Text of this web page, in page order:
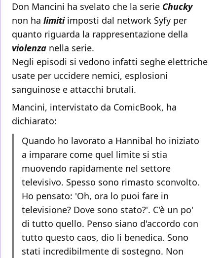
Don Mancini ha svelato che la serie Chucky
non ha limitiimposti dal network Syfy per
quanto riguarda la rappresentazione della
violenza nella serie.
Negli episodi si vedono infatti seghe elettriche
usate per uccidere nemici, esplosioni
sanguinose e attacchi brutali.
Mancini, intervistato da ComicBook, ha
dichiarato:
Quando ho lavorato a Hannibal ho iniziato
a imparare come quel limite si stia
muovendo rapidamente nel settore
televisivo. Spesso sono rimasto sconvolto.
Ho pensato: 'Oh, ora lo puoi fare in
televisione? Dove sono stato?'. C'è un po'
di tutto quello. Penso siano d'accordo con
tutto questo caos, dio li benedica. Sono
stati incredibilmente di sostegno. Non